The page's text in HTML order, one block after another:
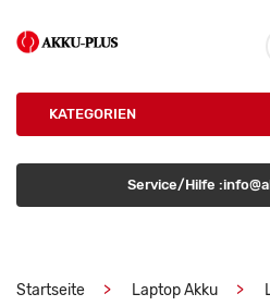
KATEGORIEN
Service/Hilfe
Startseite Laptop Akku